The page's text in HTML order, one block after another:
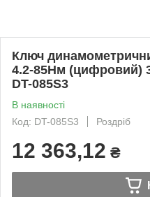
Ключ
4.2-85Нм (цифровий)
DT-085S3
В наявності
Код: DT-085S3
Роздріб
12 363,12 ₴